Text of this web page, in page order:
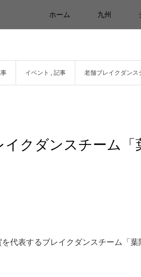
ホーム 九州
イベント ,記事 老舗ブレイクダン
イクダンスチーム
代表するブレイクダンスチーム「